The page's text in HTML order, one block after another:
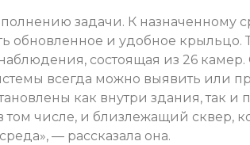
задачи. К назначенному
обновленное и удобное крыльцо.
состоящая из 26 камер.
всегда можно выявить или
как внутри здания, так и
числе, и близлежащий сквер,
— рассказала она.